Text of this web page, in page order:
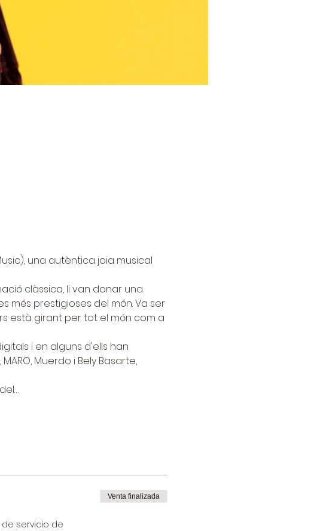
una autèntica joia musical
clàssica, li van donar una
més prestigioses del món. Va ser
està girant per tot el món com a
i en alguns d'ells han
Muerdo i Bely Basarte,
servicio de
Venta finalizada